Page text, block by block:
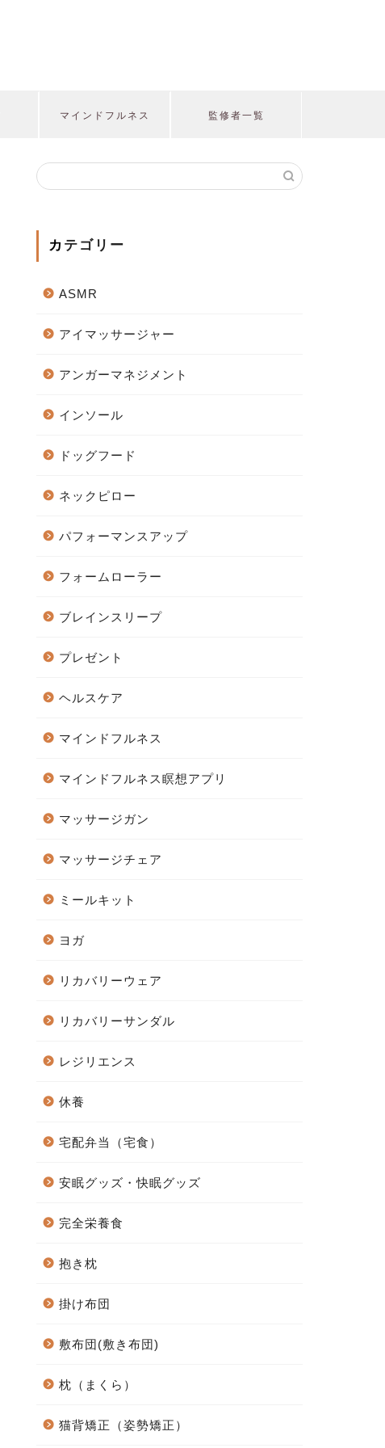
マインドフルネス 監修者一覧
カテゴリー
ASMR
アイマッサージャー
アンガーマネジメント
インソール
ドッグフード
ネックピロー
パフォーマンスアップ
フォームローラー
ブレインスリープ
プレゼント
ヘルスケア
マインドフルネス
マインドフルネス瞑想アプリ
マッサージガン
マッサージチェア
ミールキット
ヨガ
リカバリーウェア
リカバリーサンダル
レジリエンス
休養
宅配弁当（宅食）
安眠グッズ・快眠グッズ
完全栄養食
抱き枕
掛け布団
敷布団(敷き布団)
枕（まくら）
猫背矯正（姿勢矯正）